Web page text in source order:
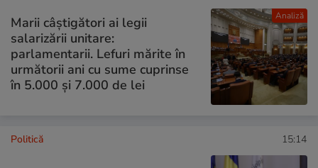
Analiză
Marii câștigători ai legii
salarizării unitare:
parlamentarii. Lefuri mărite în
următorii ani cu sume cuprinse
în 5.000 și 7.000 de lei
Politică 15:14